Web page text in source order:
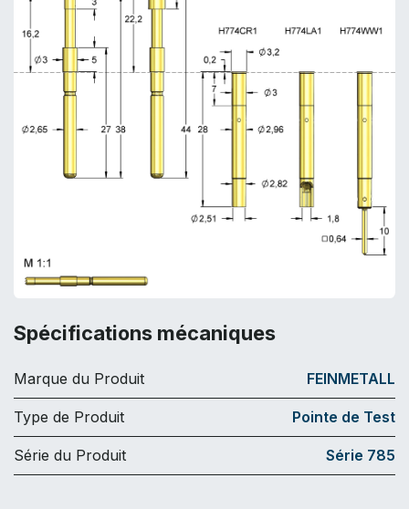
Spécifications mécaniques
Marque du Produit FEINMETALL
Type de Produit Pointe de Test
Série du Produit Série 785